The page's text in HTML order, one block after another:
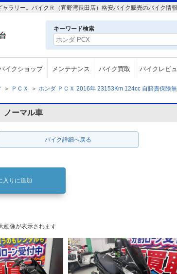
ラリー。バイクＲ（宜野湾長田店）格安バイク販売のバイク情
台
キーワード検索
イクショップ メンテナンス バイク買取 バイクレビ
＞ ＰＣＸ ＞ ホンダ ＰＣＸ 2016年 23153Km 124cc 自賠責保険
ーマル車
バイク詳細へ戻る
入りに追加
画像が表示されます